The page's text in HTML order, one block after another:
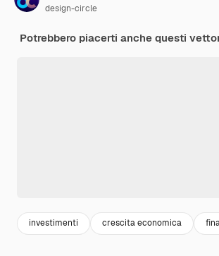
design-circle
Potrebbero piacerti anche questi
investimenti crescita economica